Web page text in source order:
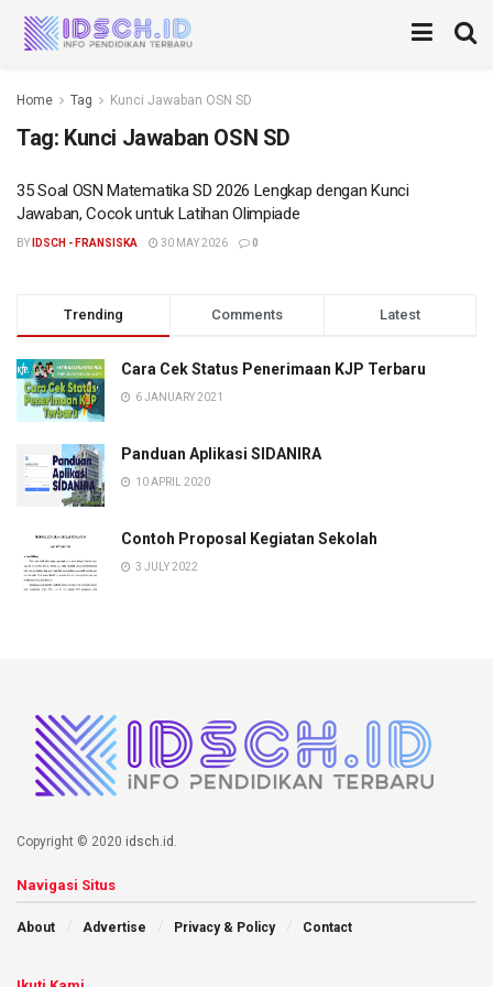
Home Tag Kunci Jawaban OSN SD
Tag: Kunci Jawaban OSN SD
35 Soal OSN Matematika SD 2026 Lengkap dengan Kunci
Jawaban, Cocok untuk Latihan Olimpiade
BY IDSCH - FRANSISKA 30 MAY 2026 0
Trending Comments Latest
Cara Cek Status Penerimaan KJP Terbaru
6 JANUARY 2021
Panduan Aplikasi SIDANIRA
10 APRIL 2020
Contoh Proposal Kegiatan Sekolah
3 JULY 2022
Copyright © 2020 idsch.id
Navigasi Situs
About Advertise Privacy & Policy Contact